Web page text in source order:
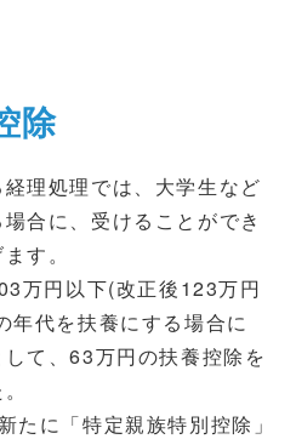
除
理処理では、大学生など
合に、受けることができ
す。
万円以下(改正後123万円
年代を扶養にする場合に
て、63万円の扶養控除を
たに「特定親族特別控除」